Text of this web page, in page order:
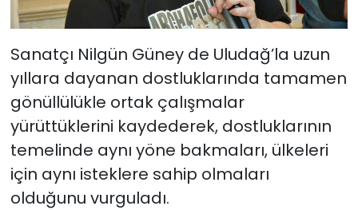
Sanatçı Nilgün Güney de Uludağ’la uzun
yıllara dayanan dostluklarında tamamen
gönüllülükle ortak çalışmalar
yürüttüklerini kaydederek, dostluklarının
temelinde aynı yöne bakmaları, ülkeleri
için aynı isteklere sahip olmaları
olduğunu vurguladı.